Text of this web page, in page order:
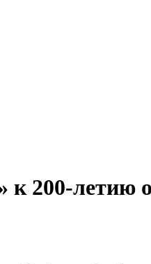
к 200-летию